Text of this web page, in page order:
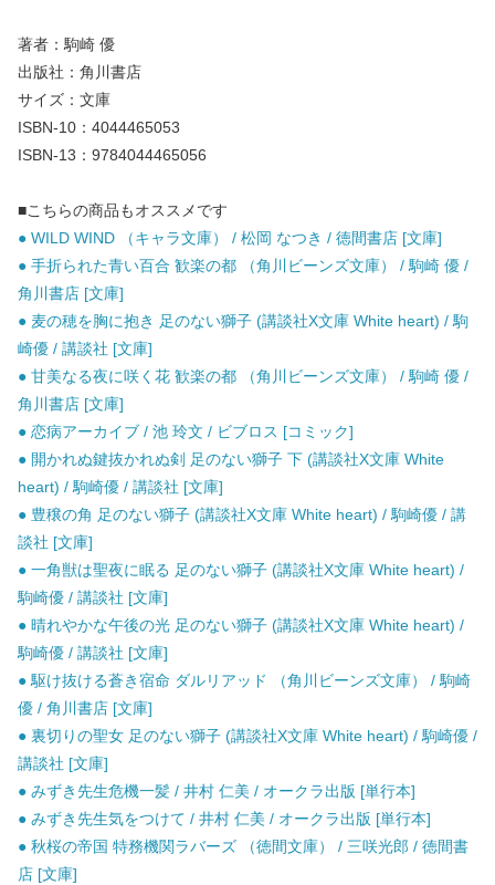
著者：駒崎 優
出版社：角川書店
サイズ：文庫
ISBN-10：4044465053
ISBN-13：9784044465056
■こちらの商品もオススメです
● WILD WIND （キャラ文庫） / 松岡 なつき / 徳間書店 [文庫]
● 手折られた青い百合 歓楽の都 （角川ビーンズ文庫） / 駒崎 優 /
角川書店 [文庫]
● 麦の穂を胸に抱き 足のない獅子 (講談社X文庫 White heart) / 駒
崎優 / 講談社 [文庫]
● 甘美なる夜に咲く花 歓楽の都 （角川ビーンズ文庫） / 駒崎 優 /
角川書店 [文庫]
● 恋病アーカイブ / 池 玲文 / ビブロス [コミック]
● 開かれぬ鍵抜かれぬ剣 足のない獅子 下 (講談社X文庫 White
heart) / 駒崎優 / 講談社 [文庫]
● 豊穣の角 足のない獅子 (講談社X文庫 White heart) / 駒崎優 / 講
談社 [文庫]
● 一角獣は聖夜に眠る 足のない獅子 (講談社X文庫 White heart) /
駒崎優 / 講談社 [文庫]
● 晴れやかな午後の光 足のない獅子 (講談社X文庫 White heart) /
駒崎優 / 講談社 [文庫]
● 駆け抜ける蒼き宿命 ダルリアッド （角川ビーンズ文庫） / 駒崎
優 / 角川書店 [文庫]
● 裏切りの聖女 足のない獅子 (講談社X文庫 White heart) / 駒崎優 /
講談社 [文庫]
● みずき先生危機一髪 / 井村 仁美 / オークラ出版 [単行本]
● みずき先生気をつけて / 井村 仁美 / オークラ出版 [単行本]
● 秋桜の帝国 特務機関ラバーズ （徳間文庫） / 三咲光郎 / 徳間書
店 [文庫]